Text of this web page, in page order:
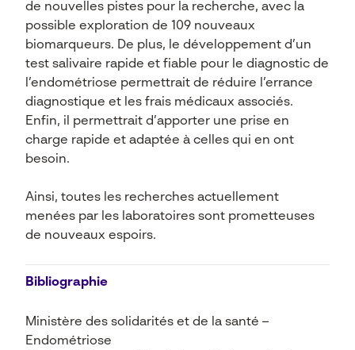
de nouvelles pistes pour la recherche, avec la
possible exploration de 109 nouveaux
biomarqueurs. De plus, le développement d’un
test salivaire rapide et fiable pour le diagnostic de
l’endométriose permettrait de réduire l’errance
diagnostique et les frais médicaux associés.
Enfin, il permettrait d’apporter une prise en
charge rapide et adaptée à celles qui en ont
besoin.
Ainsi, toutes les recherches actuellement
menées par les laboratoires sont prometteuses
de nouveaux espoirs.
Bibliographie
Ministère des solidarités et de la santé –
Endométriose